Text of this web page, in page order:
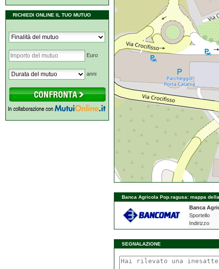
RICHIEDI ONLINE IL TUO MUTUO
Euro
anni
Banca Agricola Pop.ragusa: mappa
Banca
Sportello
Indirizzo
SEGNALAZIONE